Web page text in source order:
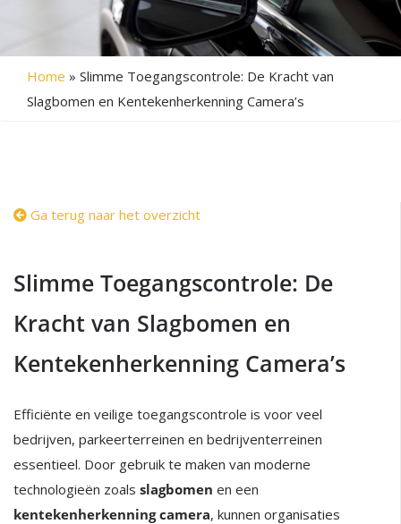
Home » Slimme Toegangscontrole: De Kracht van
Slagbomen en Kentekenherkenning Camera’s
Ga terug naar het overzicht
Slimme Toegangscontrole: De
Kracht van Slagbomen en
Kentekenherkenning Camera’s
Efficiënte en veilige toegangscontrole is voor veel
bedrijven, parkeerterreinen en bedrijventerreinen
essentieel. Door gebruik te maken van moderne
technologieën zoals slagbomen en een
kentekenherkenning camera, kunnen organisaties